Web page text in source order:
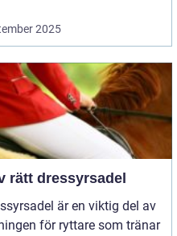
2025
rätt dressyrsadel
är en viktig del av
för ryttare som tränar